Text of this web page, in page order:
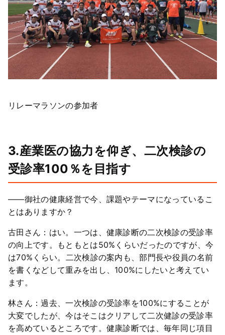
リレーマラソンの参加者
3.産業医の協力を仰ぎ、二次検診の
受診率100％を目指す
――御社の健康経営で今、課題やテーマになっているこ
とはありますか？
古田さん：はい。一つは、健康診断の二次検診の受診率
の向上です。もともとは50%くらいだったのですが、今
は70%くらい。二次検診の案内も、部門長や役員の名前
を書くなどして重みを出し、100%にしたいと考えてい
ます。
林さん：過去、一次検診の受診率を100%にすることが
大変でしたが、今はそこはクリアして二次健診の受診率
を高めているところです。健康診断では、毎年同じ項目